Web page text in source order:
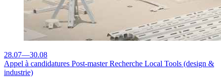
28.07—30.08
Appel à candidatures Post-master Recherche Local Tools (design &
industrie)